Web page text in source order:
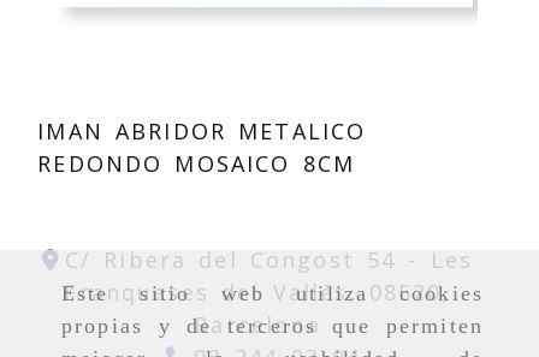
Este sitio web utiliza cookies
propias y de terceros que permiten
IMAN ABRIDOR METALICO
REDONDO MOSAICO 8CM
C/ Ribera del Congost 54 -
Les
Franqueses del Vallés, 08520,
Barcelona